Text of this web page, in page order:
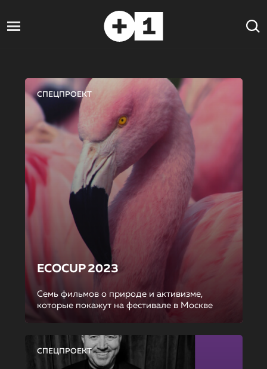
СПЕЦПРОЕКТ
ECOCUP 2023
Семь фильмов о природе и активизме,
которые покажут на фестивале в Москве
СПЕЦПРОЕКТ